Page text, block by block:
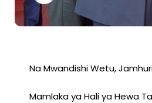
Na Mwandishi Wetu,
Mamlaka ya Hali ya Hewa